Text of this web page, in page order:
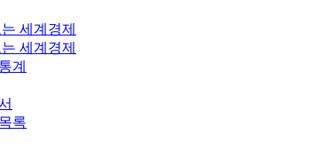
세계경제
세계경제
계
록